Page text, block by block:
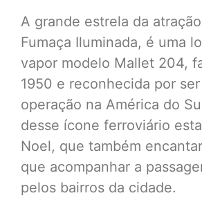
A grande estrela da
Fumaça Iluminada, é uma
vapor modelo Mallet 204,
1950 e reconhecida por
operação na América do
desse ícone ferroviário
Noel, que também
que acompanhar a
pelos bairros da cidade.